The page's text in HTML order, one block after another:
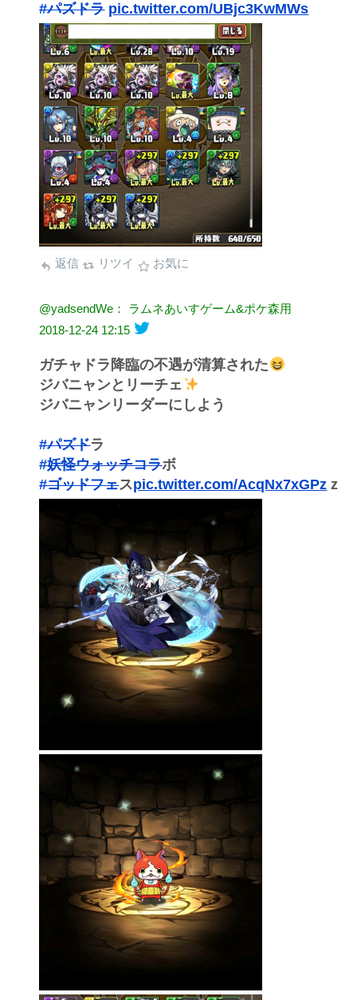
#パズドラ pic.twitter.com/UBjc3KwMWs
返信 リツイ お気に
@yadsendWe： ラムネあいすゲーム&ポケ森用
2018-12-24 12:15
ガチャドラ降臨の不遇が清算された
ジバニャンとリーチェ
ジバニャンリーダーにしよう
#パズドラ
#妖怪ウォッチコラボ
#ゴッドフェスpic.twitter.com/AcqNx7xGPz z